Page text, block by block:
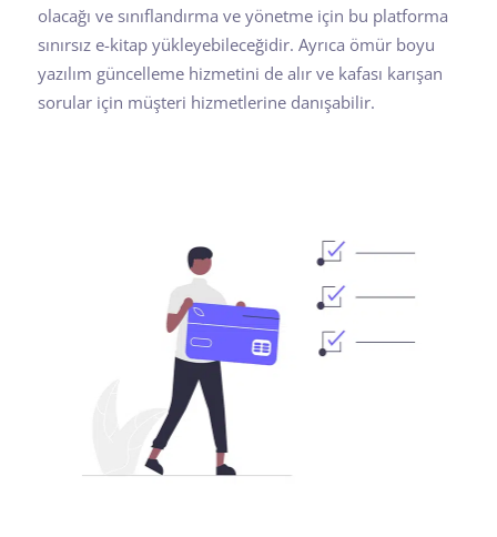
olacağı ve sınıflandırma ve yönetme için bu platforma
sınırsız e-kitap yükleyebileceğidir. Ayrıca ömür boyu
yazılım güncelleme hizmetini de alır ve kafası karışan
sorular için müşteri hizmetlerine danışabilir.